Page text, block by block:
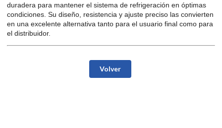
duradera para mantener el sistema de refrigeración en óptimas
condiciones. Su diseño, resistencia y ajuste preciso las convierten
en una excelente alternativa tanto para el usuario final como para
el distribuidor.
Volver